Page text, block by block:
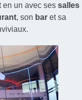
en un avec ses salles
, son bar et sa